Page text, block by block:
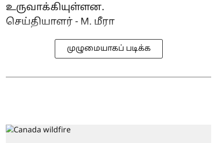
உருவாக்கியுள்ளன.
செய்தியாளர் - M. மீரா
முழுமையாகப் படிக்க